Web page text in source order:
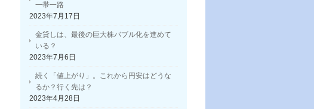
一帯一路
2023年7月17日
金貸しは、最後の巨大株バブル化を進めて
いる？
2023年7月6日
続く「値上がり」。これから円安はどうな
るか？行く先は？
2023年4月28日